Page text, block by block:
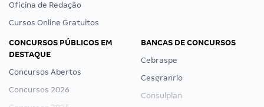
Oficina de Redação
Cursos Online Gratuitos
CONCURSOS PÚBLICOS EM
DESTAQUE
Concursos Abertos
Concursos 2026
BANCAS DE CONCURSOS
Cebraspe
Cesgranrio
Consulplan